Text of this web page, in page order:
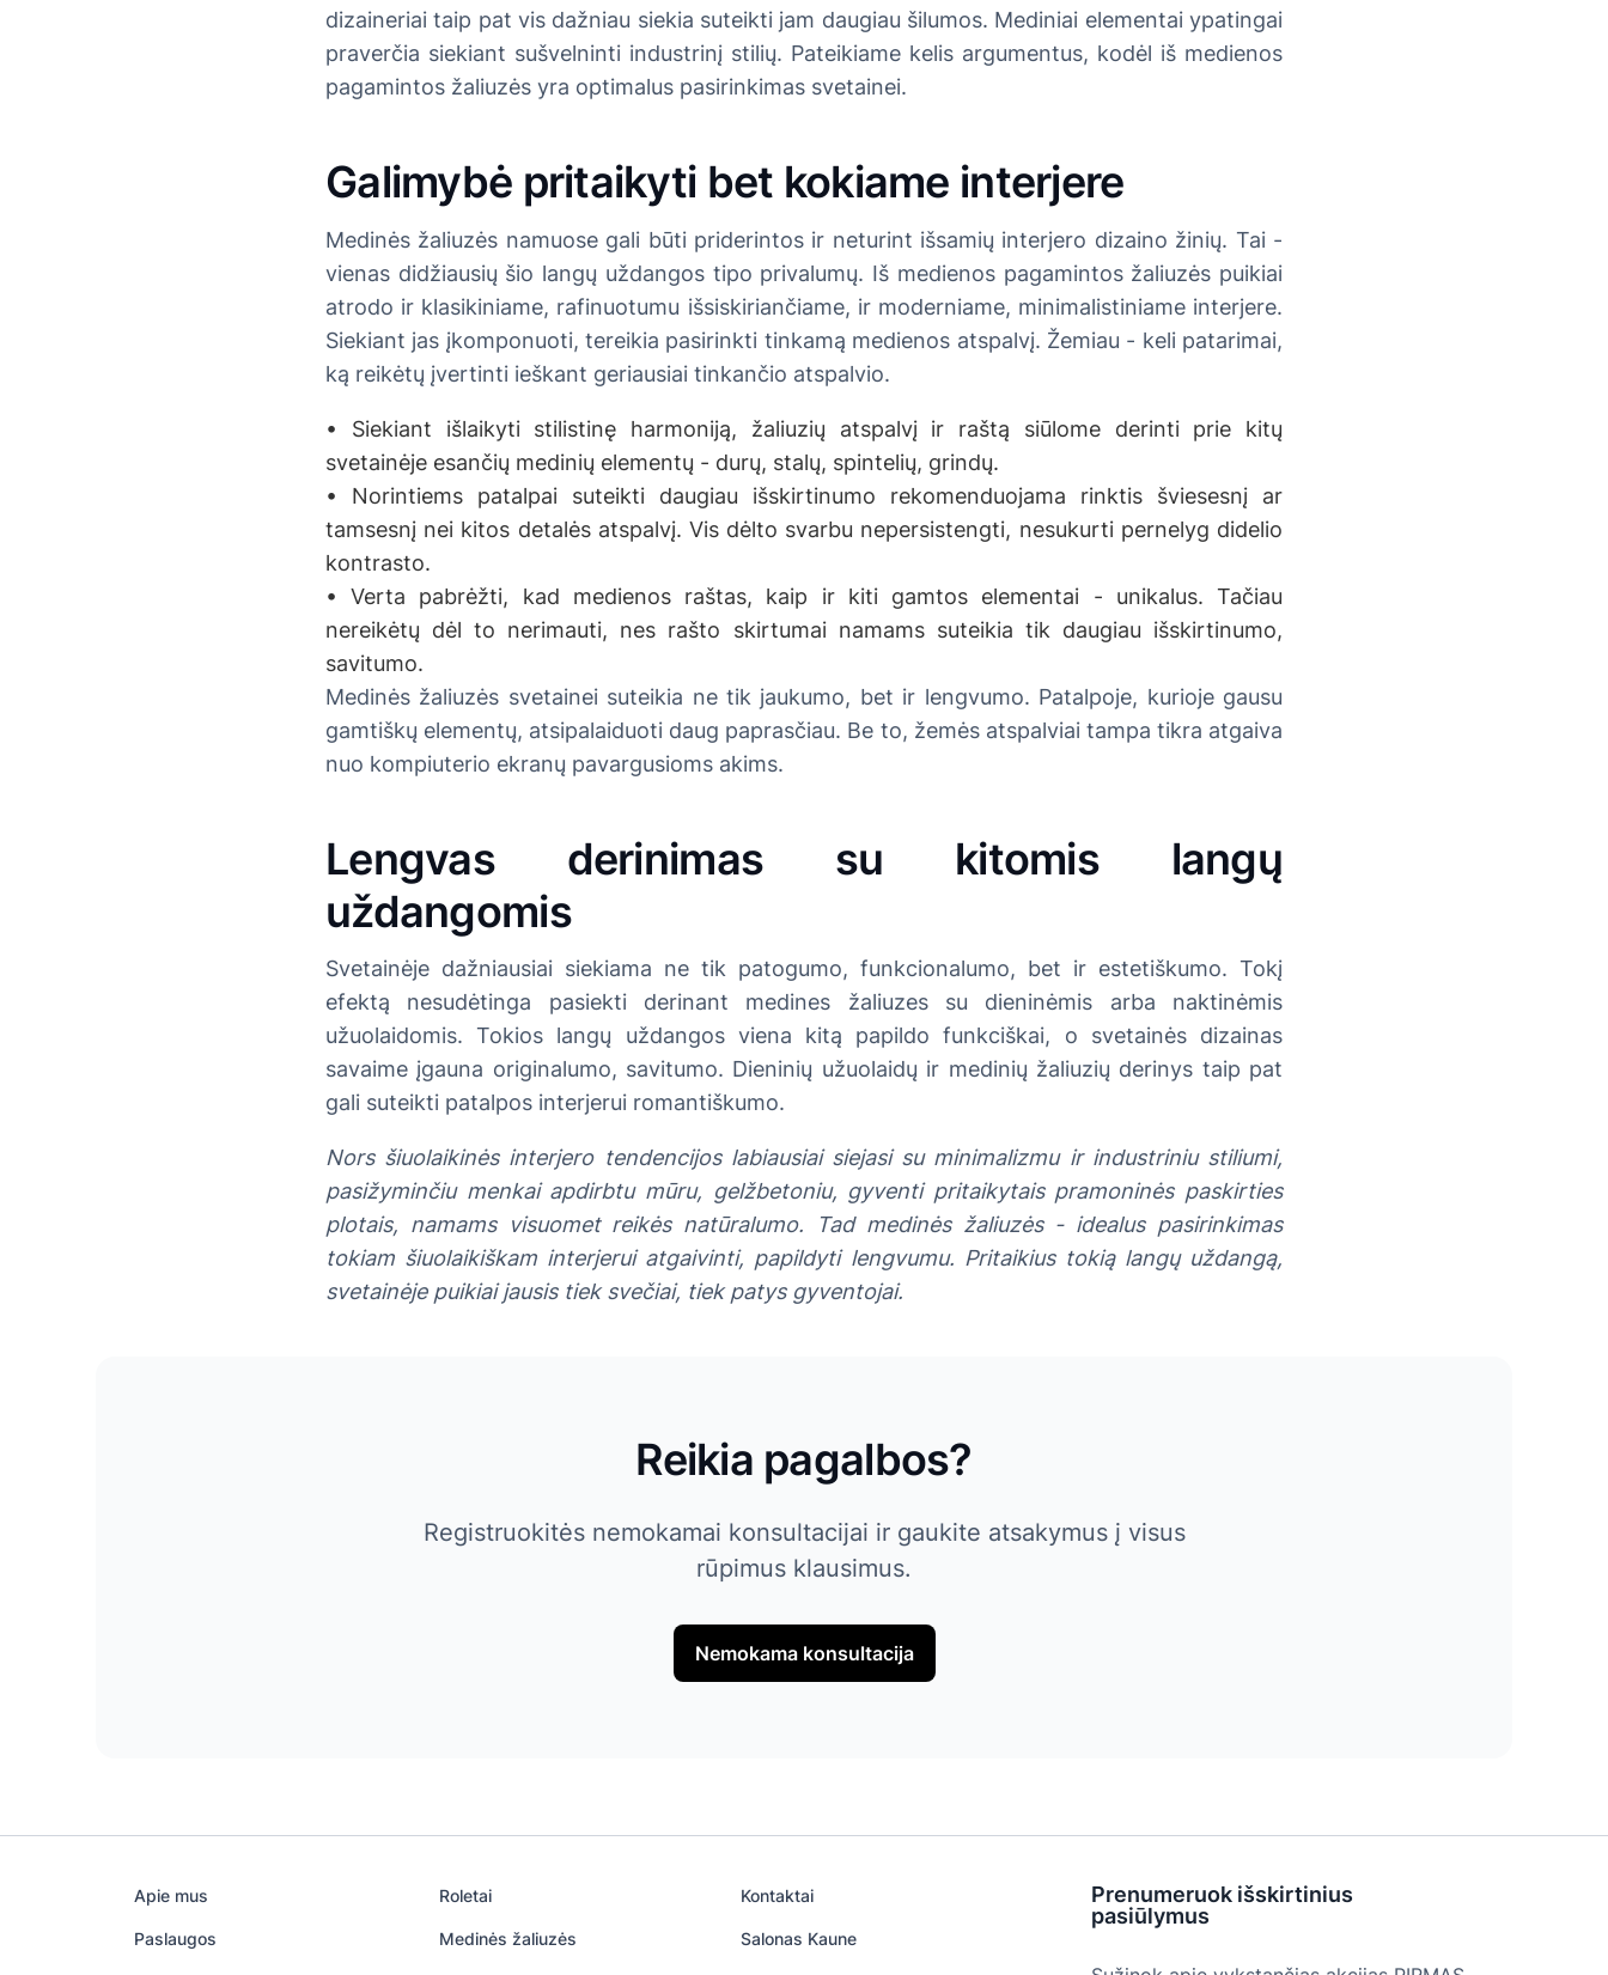
dizaineriai taip pat vis dažniau siekia suteikti jam daugiau šilumos. Mediniai elementai ypatingai
praverčia siekiant sušvelninti industrinį stilių. Pateikiame kelis argumentus, kodėl iš medienos
pagamintos žaliuzės yra optimalus pasirinkimas svetainei.
Galimybė pritaikyti bet kokiame interjere
Medinės žaliuzės namuose gali būti priderintos ir neturint išsamių interjero dizaino žinių. Tai -
vienas didžiausių šio langų uždangos tipo privalumų. Iš medienos pagamintos žaliuzės puikiai
atrodo ir klasikiniame, rafinuotumu išsiskiriančiame, ir moderniame, minimalistiniame interjere.
Siekiant jas įkomponuoti, tereikia pasirinkti tinkamą medienos atspalvį. Žemiau - keli patarimai,
ką reikėtų įvertinti ieškant geriausiai tinkančio atspalvio.
• Siekiant išlaikyti stilistinę harmoniją, žaliuzių atspalvį ir raštą siūlome derinti prie kitų
svetainėje esančių medinių elementų - durų, stalų, spintelių, grindų.
• Norintiems patalpai suteikti daugiau išskirtinumo rekomenduojama rinktis šviesesnį ar
tamsesnį nei kitos detalės atspalvį. Vis dėlto svarbu nepersistengti, nesukurti pernelyg didelio
kontrasto.
• Verta pabrėžti, kad medienos raštas, kaip ir kiti gamtos elementai - unikalus. Tačiau
nereikėtų dėl to nerimauti, nes rašto skirtumai namams suteikia tik daugiau išskirtinumo,
savitumo.
Medinės žaliuzės svetainei suteikia ne tik jaukumo, bet ir lengvumo. Patalpoje, kurioje gausu
gamtiškų elementų, atsipalaiduoti daug paprasčiau. Be to, žemės atspalviai tampa tikra atgaiva
nuo kompiuterio ekranų pavargusioms akims.
Lengvas derinimas su kitomis langų
uždangomis
Svetainėje dažniausiai siekiama ne tik patogumo, funkcionalumo, bet ir estetiškumo. Tokį
efektą nesudėtinga pasiekti derinant medines žaliuzes su dieninėmis arba naktinėmis
užuolaidomis. Tokios langų uždangos viena kitą papildo funkciškai, o svetainės dizainas
savaime įgauna originalumo, savitumo. Dieninių užuolaidų ir medinių žaliuzių derinys taip pat
gali suteikti patalpos interjerui romantiškumo.
Nors šiuolaikinės interjero tendencijos labiausiai siejasi su minimalizmu ir industriniu stiliumi,
pasižyminčiu menkai apdirbtu mūru, gelžbetoniu, gyventi pritaikytais pramoninės paskirties
plotais, namams visuomet reikės natūralumo. Tad medinės žaliuzės - idealus pasirinkimas
tokiam šiuolaikiškam interjerui atgaivinti, papildyti lengvumu. Pritaikius tokią langų uždangą,
svetainėje puikiai jausis tiek svečiai, tiek patys gyventojai.
Reikia pagalbos?
Registruokitės nemokamai konsultacijai ir gaukite atsakymus į visus
rūpimus klausimus.
Nemokama konsultacija
Apie mus
Paslaugos
Roletai
Medinės žaliuzės
Kontaktai
Salonas Kaune
Prenumeruok išskirtinius
pasiūlymus